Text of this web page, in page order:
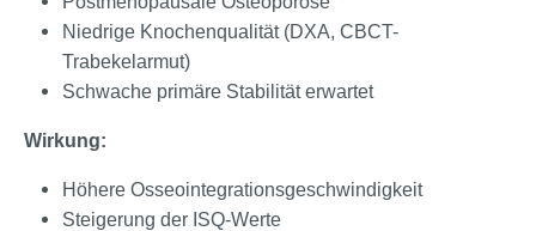
Niedrige Knochenqualität (DXA, CBCT-
Trabekelarmut)
Schwache primäre Stabilität erwartet
Wirkung:
Höhere Osseointegrationsgeschwindigkeit
Steigerung der ISQ-Werte